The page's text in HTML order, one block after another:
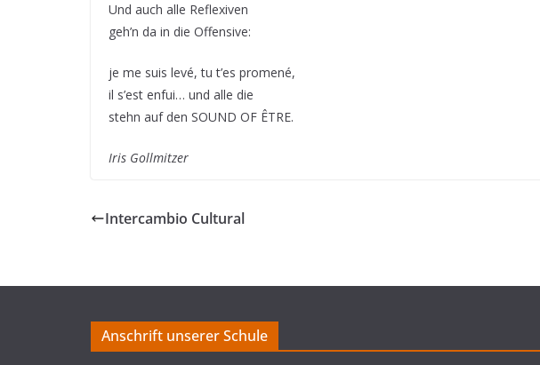
Und auch alle Reflexiven
geh’n da in die Offensive:
je me suis levé, tu t’es promené,
il s’est enfui… und alle die
stehn auf den SOUND OF ÊTRE.
Iris Gollmitzer
Intercambio Cultural
Anschrift unserer Schule